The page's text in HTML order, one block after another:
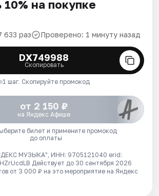
на покупке
633 раз Проверено: 1 минуту назад
DX749988
Скопировать
1 шаг. Скопируйте промокод
от 2 150 ₽
на Яндекс Афише
билет и примените промокод
до оплаты
МУЗЫКА", ИНН: 9705121040 erid:
Действует до 30 сентября 2026
от 3 000 ₽ на это мероприятие на Яндекс